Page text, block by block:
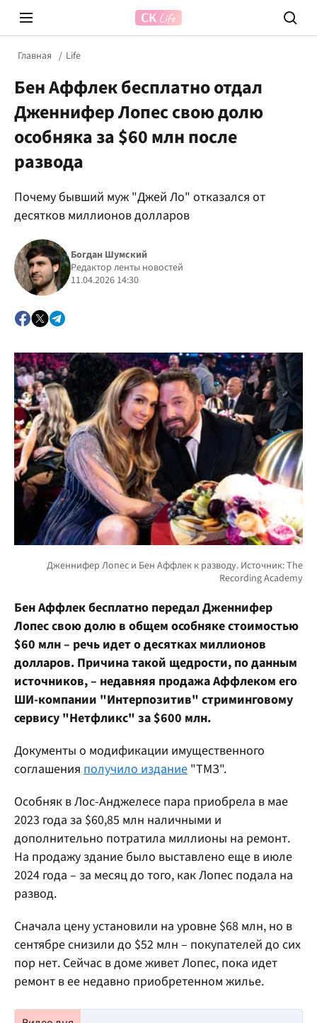
Главная Life
Бен Аффлек бесплатно отдал
Дженнифер Лопес свою долю
особняка за $60 млн после
развода
Почему бывший муж "Джей Ло" отказался от
десятков миллионов долларов
Богдан Шумский
Редактор ленты новостей
11.04.2026 14:30
Бен Аффлек бесплатно передал Дженнифер
Лопес свою долю в общем особняке стоимостью
$60 млн – речь идет о десятках миллионов
долларов. Причина такой щедрости, по данным
источников, – недавняя продажа Аффлеком его
ШИ-компании "Интерпозитив" стриминговому
сервису "Нетфликс" за $600 млн.
Документы о модификации имущественного
соглашения получило издание "ТМЗ".
Особняк в Лос-Анджелесе пара приобрела в мае
2023 года за $60,85 млн наличными и
дополнительно потратила миллионы на ремонт.
На продажу здание было выставлено еще в июле
2024 года – за месяц до того, как Лопес подала на
развод.
Сначала цену установили на уровне $68 млн, но в
сентябре снизили до $52 млн – покупателей до сих
пор нет. Сейчас в доме живет Лопес, пока идет
ремонт в ее недавно приобретенном жилье.